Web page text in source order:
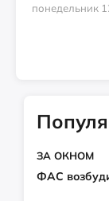
понедельник
ЗА ОКНОМ
ФАС